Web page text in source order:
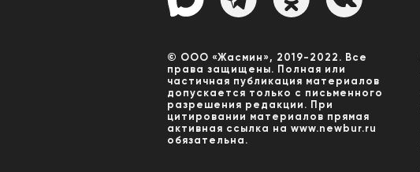
© ООО «Жасмин», 2019-2022. Все
права защищены. Полная или
частичная публикация материалов
допускается только с письменного
разрешения редакции. При
цитировании материалов прямая
активная ссылка на www.newbur.ru
обязательна.